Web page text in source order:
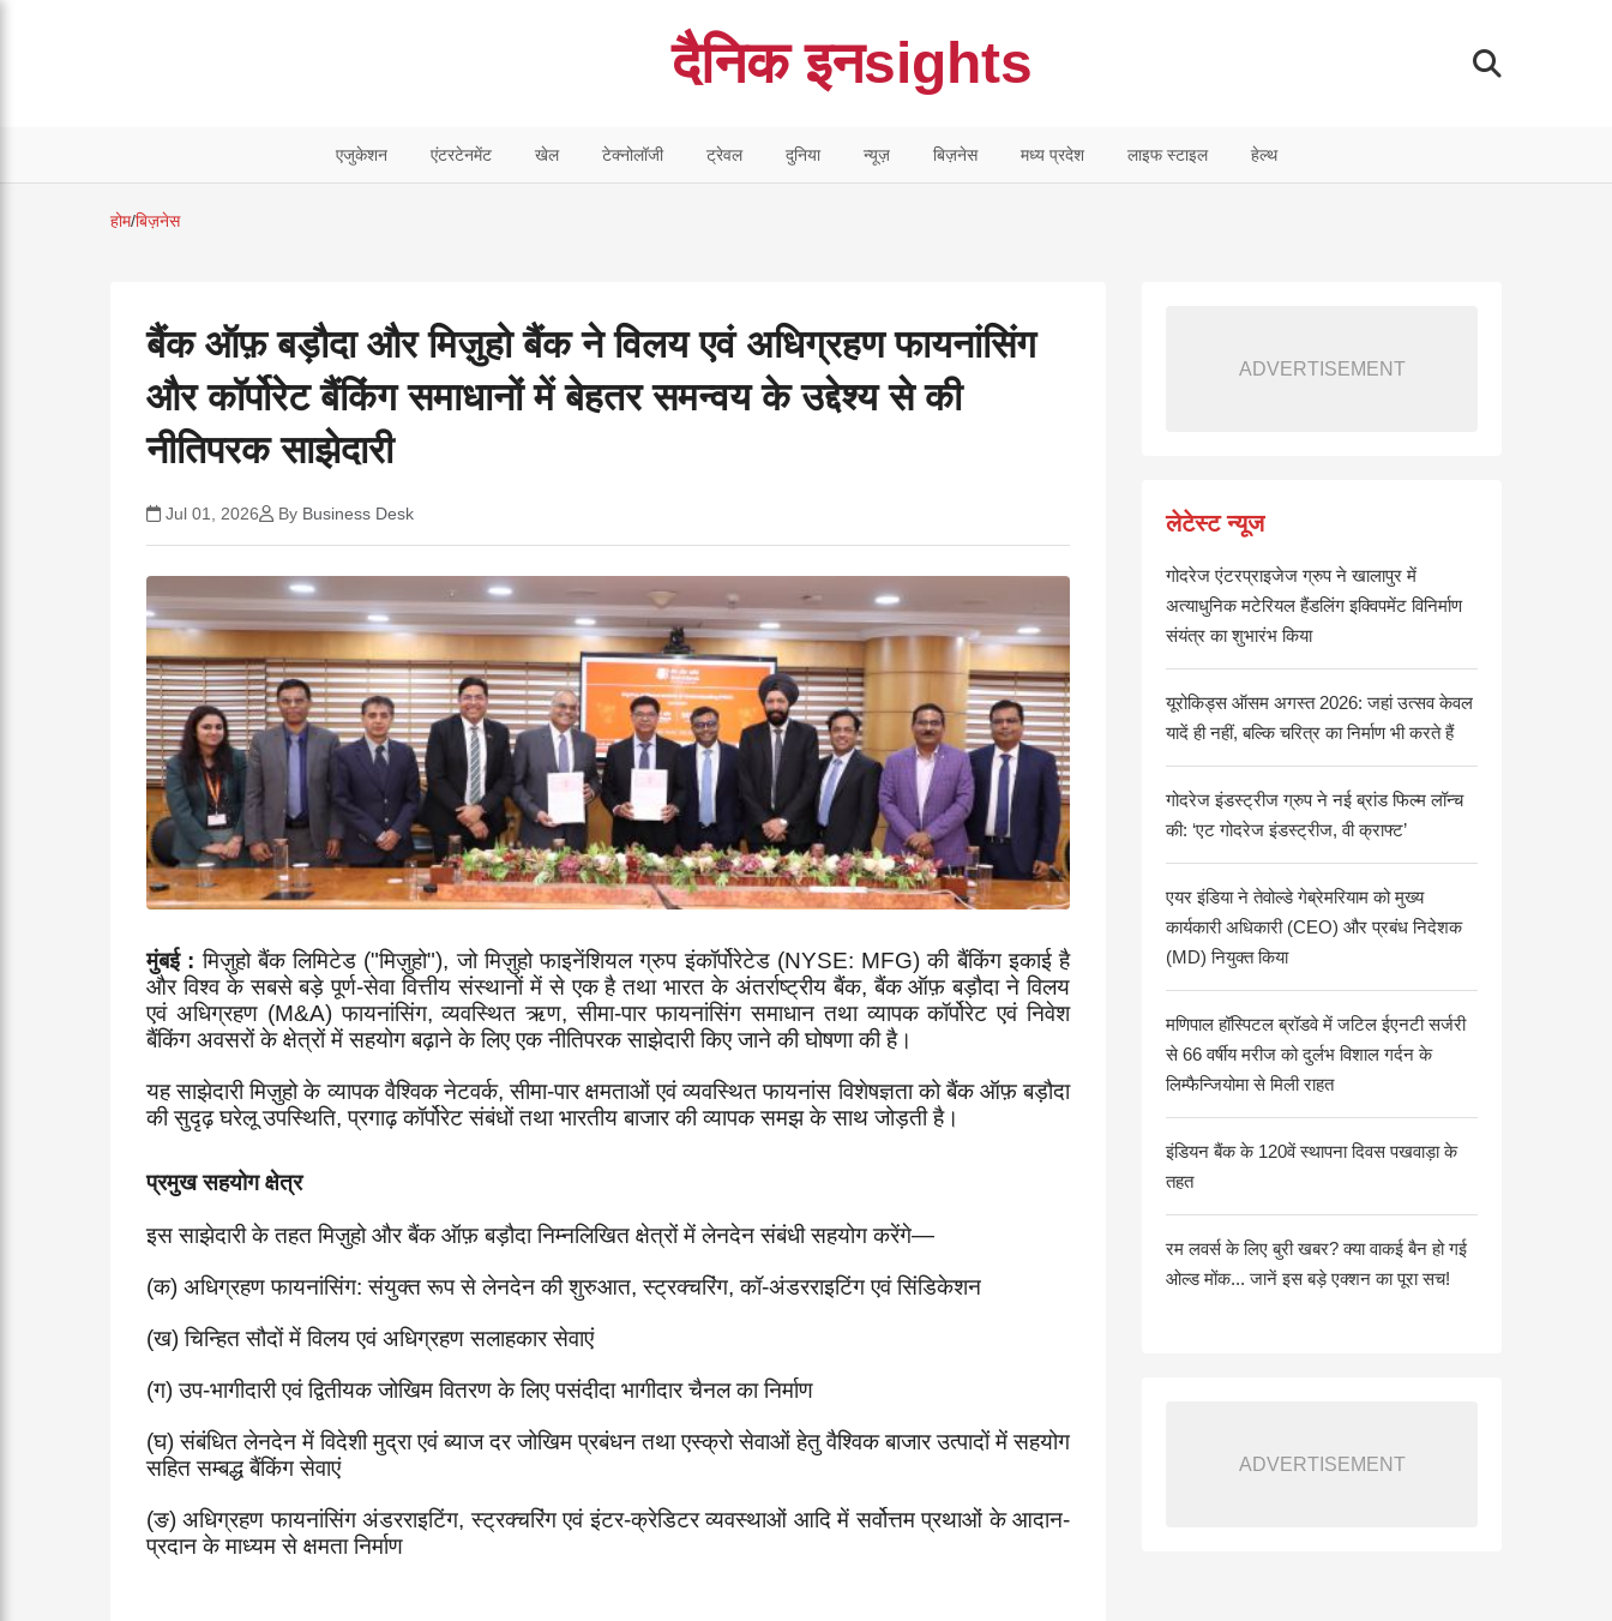
दैनिक इनsights
एजुकेशन एंटरटेनमेंट खेल टेक्नोलॉजी ट्रेवल दुनिया न्यूज़ बिज़नेस मध्य प्रदेश लाइफ स्टाइल हेल्थ
होम/बिज़नेस
बैंक ऑफ़ बड़ौदा और मिज़ुहो बैंक ने विलय एवं अधिग्रहण फायनांसिंग
और कॉर्पोरेट बैंकिंग समाधानों में बेहतर समन्वय के उद्देश्य से की
नीतिपरक साझेदारी
Jul 01, 2026 By Business Desk
मुंबई : मिज़ुहो बैंक लिमिटेड ("मिज़ुहो"),जो मिज़ुहो फाइनेंशियल ग्रुप इंकॉर्पोरेटेड (NYSE: MFG)की बैंकिंग इकाई है
और विश्व के सबसे बड़े पूर्ण-सेवा वित्तीय संस्थानों में से एक है तथा भारत के अंतर्राष्ट्रीय बैंक, बैंक ऑफ़ बड़ौदा ने विलय
एवं अधिग्रहण (M&A)फायनांसिंग,व्यवस्थित ऋण, सीमा-पार फायनांसिंग समाधान तथा व्यापक कॉर्पोरेट एवं निवेश
बैंकिंग अवसरों के क्षेत्रों में सहयोग बढ़ाने के लिए एक नीतिपरक साझेदारी किए जाने की घोषणा की है।
यह साझेदारी मिज़ुहो के व्यापक वैश्विक नेटवर्क,सीमा-पार क्षमताओं एवं व्यवस्थित फायनांस विशेषज्ञता को बैंक ऑफ़ बड़ौदा
की सुदृढ़ घरेलू उपस्थिति,प्रगाढ़ कॉर्पोरेट संबंधों तथा भारतीय बाजार की व्यापक समझ के साथ जोड़ती है।
प्रमुख सहयोग क्षेत्र
इस साझेदारी के तहत मिज़ुहो और बैंक ऑफ़ बड़ौदा निम्नलिखित क्षेत्रों में लेनदेन संबंधी सहयोग करेंगे—
(क) अधिग्रहण फायनांसिंग: संयुक्त रूप से लेनदेन की शुरुआत,स्ट्रक्चरिंग,कॉ-अंडरराइटिंग एवं सिंडिकेशन
(ख) चिन्हित सौदों में विलय एवं अधिग्रहण सलाहकार सेवाएं
(ग) उप-भागीदारी एवं द्वितीयक जोखिम वितरण के लिए पसंदीदा भागीदार चैनल का निर्माण
(घ) संबंधित लेनदेन में विदेशी मुद्रा एवं ब्याज दर जोखिम प्रबंधन तथा एस्क्रो सेवाओं हेतु वैश्विक बाजार उत्पादों में सहयोग
सहित सम्बद्ध बैंकिंग सेवाएं
(ङ) अधिग्रहण फायनांसिंग अंडरराइटिंग,स्ट्रक्चरिंग एवं इंटर-क्रेडिटर व्यवस्थाओं आदि में सर्वोत्तम प्रथाओं के आदान-
प्रदान के माध्यम से क्षमता निर्माण
ADVERTISEMENT
लेटेस्ट न्यूज
गोदरेज एंटरप्राइजेज ग्रुप ने खालापुर में
अत्याधुनिक मटेरियल हैंडलिंग इक्विपमेंट विनिर्माण
संयंत्र का शुभारंभ किया
यूरोकिड्स ऑसम अगस्त 2026: जहां उत्सव केवल
यादें ही नहीं, बल्कि चरित्र का निर्माण भी करते हैं
गोदरेज इंडस्ट्रीज ग्रुप ने नई ब्रांड फिल्म लॉन्च
की: ‘एट गोदरेज इंडस्ट्रीज, वी क्राफ्ट’
एयर इंडिया ने तेवोल्डे गेब्रेमरियाम को मुख्य
कार्यकारी अधिकारी (CEO) और प्रबंध निदेशक
(MD) नियुक्त किया
मणिपाल हॉस्पिटल ब्रॉडवे में जटिल ईएनटी सर्जरी
से 66 वर्षीय मरीज को दुर्लभ विशाल गर्दन के
लिम्फैन्जियोमा से मिली राहत
इंडियन बैंक के 120वें स्थापना दिवस पखवाड़ा के
तहत
रम लवर्स के लिए बुरी खबर? क्या वाकई बैन हो गई
ओल्ड मोंक... जानें इस बड़े एक्शन का पूरा सच!
ADVERTISEMENT